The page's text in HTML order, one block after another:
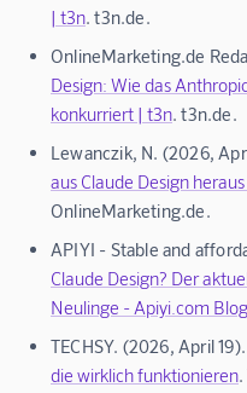
| t3n . t3n.de.
OnlineMarketing.de
Design: Wie das
konkurriert | t3n . t3n.de.
Lewanczik, N. (2026,
aus Claude Design
OnlineMarketing.de.
APIYI - Stable and
Claude Design? Der
Neulinge - Apiyi.com Blog
TECHSY. (2026, April 19).
die wirklich funktionieren